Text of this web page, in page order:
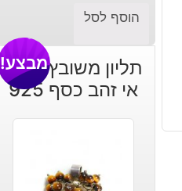
הוסף לסל
תליון משובץ טייגר
אי זהב כסף 925
מבצע!